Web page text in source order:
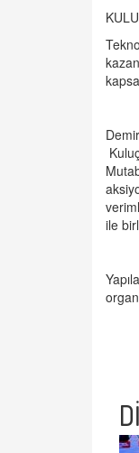
ile